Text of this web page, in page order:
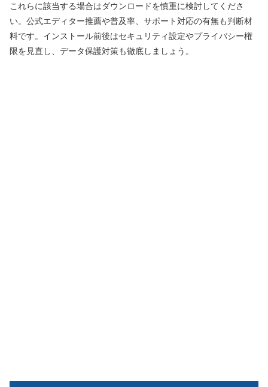
これらに該当する場合はダウンロードを慎重に検討してくださ
い。公式エディター推薦や普及率、サポート対応の有無も判断材
料です。インストール前後はセキュリティ設定やプライバシー権
限を見直し、データ保護対策も徹底しましょう。